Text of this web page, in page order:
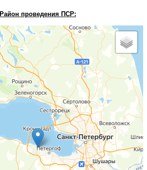
Район проведения ПСР: